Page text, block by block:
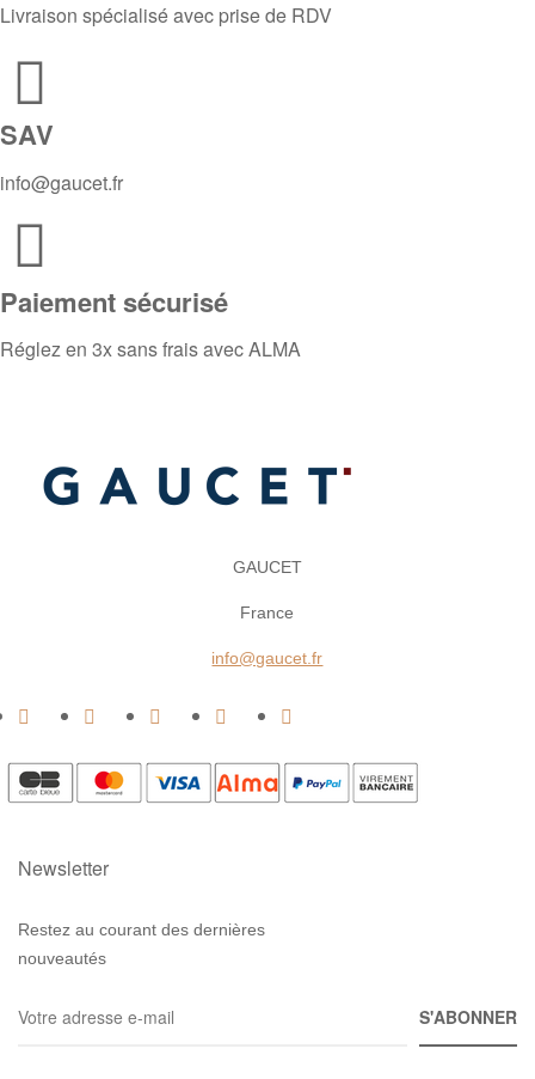
Livraison spécialisé avec prise de RDV
SAV
info@gaucet.fr
Paiement sécurisé
Réglez en 3x sans frais avec ALMA
GAUCET
France
info@gaucet.fr
Newsletter
Restez au courant des dernières
nouveautés